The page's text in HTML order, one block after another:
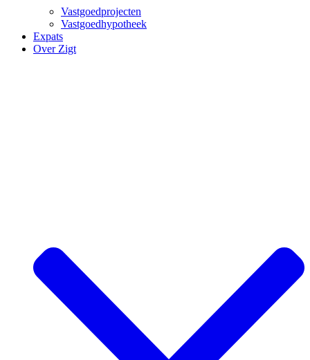
Vastgoedprojecten
Vastgoedhypotheek
Expats
Over Zigt